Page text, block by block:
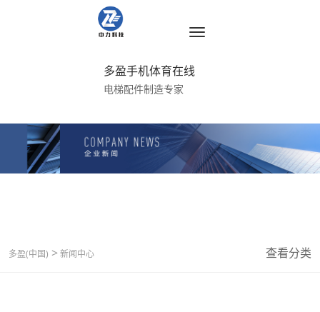
多盈手机体育在线
电梯配件制造专家
多盈(中国) >新闻中心 查看分类